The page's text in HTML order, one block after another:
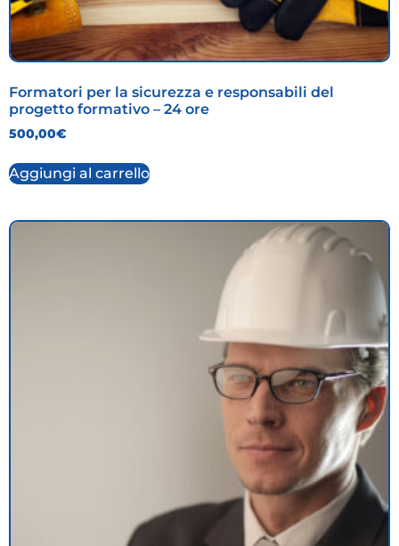
Formatori per la sicurezza e responsabili del
progetto formativo – 24 ore
500,00€
Aggiungi al carrello